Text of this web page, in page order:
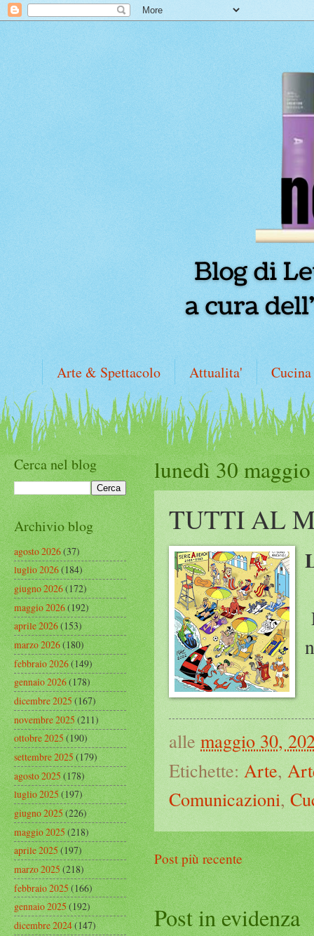
Arte & Spettacolo Attualita' Cucina
lunedì 30
TUTTI AL
alle maggio 30,
Etichette: Arte,
Comunicazioni,
Post più recente
Post in evidenza
Cerca nel blog
Archivio blog
agosto 2026(37)
luglio 2026(184)
giugno 2026(172)
maggio 2026(192)
aprile 2026(153)
marzo 2026(180)
febbraio 2026(149)
gennaio 2026(178)
dicembre 2025(167)
novembre 2025(211)
ottobre 2025(190)
settembre 2025(179)
agosto 2025(178)
luglio 2025(197)
giugno 2025(226)
maggio 2025(218)
aprile 2025(197)
marzo 2025(218)
febbraio 2025(166)
gennaio 2025(192)
dicembre 2024(147)